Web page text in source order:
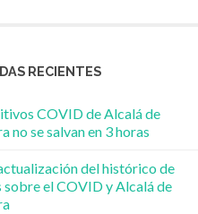
RECIENTES
COVID de Alcalá de
no se salvan en 3 horas
del histórico de
sobre el COVID y Alcalá de